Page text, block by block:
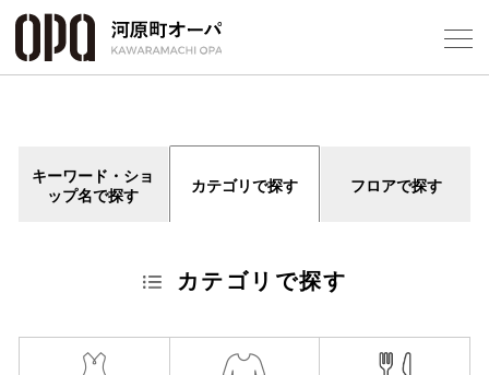
キーワード・ショ
ップ名で探す
カテゴリで探す
カテゴリで探す
フロアで探す